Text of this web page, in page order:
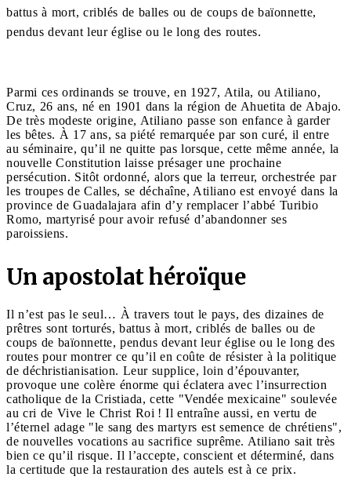
battus à mort, criblés de balles ou de coups de baïonnette,
pendus devant leur église ou le long des routes.
Parmi ces ordinands se trouve, en 1927, Atila, ou Atiliano,
Cruz, 26 ans, né en 1901 dans la région de Ahuetita de Abajo.
De très modeste origine, Atiliano passe son enfance à garder
les bêtes. À 17 ans, sa piété remarquée par son curé, il entre
au séminaire, qu’il ne quitte pas lorsque, cette même année, la
nouvelle Constitution laisse présager une prochaine
persécution. Sitôt ordonné, alors que la terreur, orchestrée par
les troupes de Calles, se déchaîne, Atiliano est envoyé dans la
province de Guadalajara afin d’y remplacer l’abbé Turibio
Romo, martyrisé pour avoir refusé d’abandonner ses
paroissiens.
Un apostolat héroïque
Il n’est pas le seul… À travers tout le pays, des dizaines de
prêtres sont torturés, battus à mort, criblés de balles ou de
coups de baïonnette, pendus devant leur église ou le long des
routes pour montrer ce qu’il en coûte de résister à la politique
de déchristianisation. Leur supplice, loin d’épouvanter,
provoque une colère énorme qui éclatera avec l’insurrection
catholique de la Cristiada, cette "Vendée mexicaine" soulevée
au cri de Vive le Christ Roi ! Il entraîne aussi, en vertu de
l’éternel adage "le sang des martyrs est semence de chrétiens",
de nouvelles vocations au sacrifice suprême. Atiliano sait très
bien ce qu’il risque. Il l’accepte, conscient et déterminé, dans
la certitude que la restauration des autels est à ce prix.